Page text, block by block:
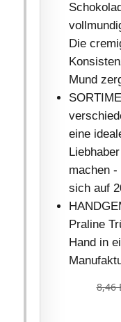
Die
Mund
eine
machen -
sich auf
Praline
Hand in
8,46